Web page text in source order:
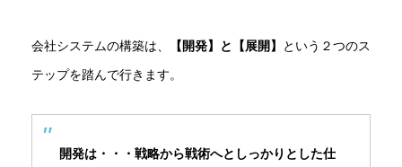
会社システムの構築は、 【開発】と【展開】
という２つのス
テップを踏んで行きます。
開発は・・・戦略から戦術へとしっかりとした仕